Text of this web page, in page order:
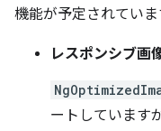
機能が予定されていま
レスポンシブ画
ートしていますが